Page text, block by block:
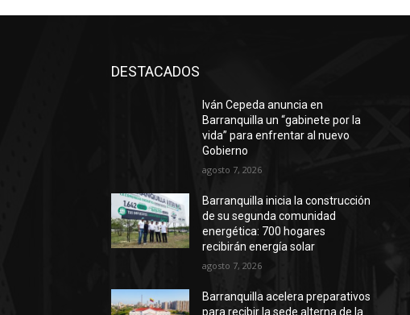
DESTACADOS
Iván Cepeda anuncia en
Barranquilla un “gabinete por la
vida” para enfrentar al nuevo
Gobierno
agosto 7, 2026
Barranquilla inicia la construcción
de su segunda comunidad
energética: 700 hogares
recibirán energía solar
agosto 7, 2026
Barranquilla acelera preparativos
para recibir la sede alterna de la